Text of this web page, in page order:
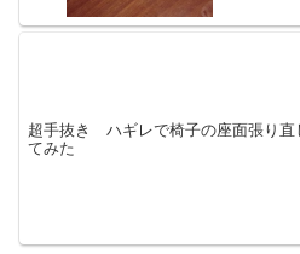
超手抜き ハギレで椅子の座面張り直
てみた